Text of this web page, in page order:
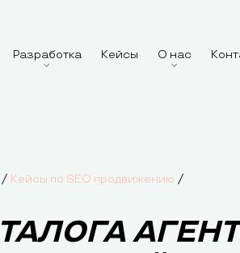
Разработка Кейсы О нас
/ Кейсы по SEO продвижению /